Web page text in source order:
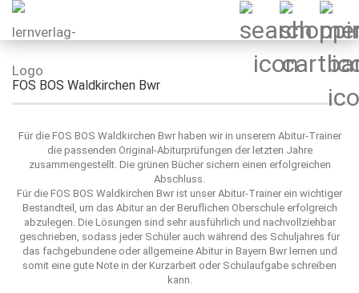
FOS BOS Waldkirchen Bwr
Für die FOS BOS Waldkirchen Bwr haben wir in unserem Abitur-Trainer
die passenden Original-Abiturprüfungen der letzten Jahre
zusammengestellt. Die grünen Bücher sichern einen erfolgreichen
Abschluss.
Für die FOS BOS Waldkirchen Bwr ist unser Abitur-Trainer ein wichtiger
Bestandteil, um das Abitur an der Beruflichen Oberschule erfolgreich
abzulegen. Die Lösungen sind sehr ausführlich und nachvollziehbar
geschrieben, sodass jeder Schüler auch während des Schuljahres für
das fachgebundene oder allgemeine Abitur in Bayern Bwr lernen und
somit eine gute Note in der Kurzarbeit oder Schulaufgabe schreiben
kann.